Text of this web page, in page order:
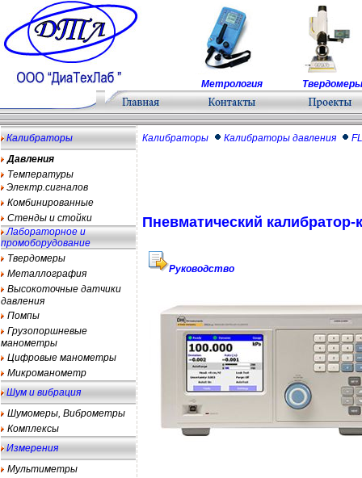
Метрология Твердомеры
Калибраторы
Давления
Температуры
Электр.сигналов
Комбинированные
Стенды и стойки
Лабораторное и
промоборудование
Твердомеры
Металлография
Высокоточные датчики
давления
Помпы
Грузопоршневые
манометры
Цифровые манометры
Микроманометр
Шум и вибрация
Шумомеры, Виброметры
Комплексы
Измерения
Мультиметры
Калибраторы Калибраторы давления
Пневматический
Руководство